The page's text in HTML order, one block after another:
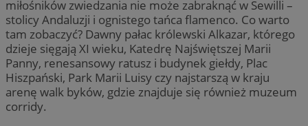
miłośników zwiedzania nie może zabraknąć w Sewilli –
stolicy Andaluzji i ognistego tańca flamenco. Co warto
tam zobaczyć? Dawny pałac królewski Alkazar, którego
dzieje sięgają XI wieku, Katedrę Najświętszej Marii
Panny, renesansowy ratusz i budynek giełdy, Plac
Hiszpański, Park Marii Luisy czy najstarszą w kraju
arenę walk byków, gdzie znajduje się również muzeum
corridy.